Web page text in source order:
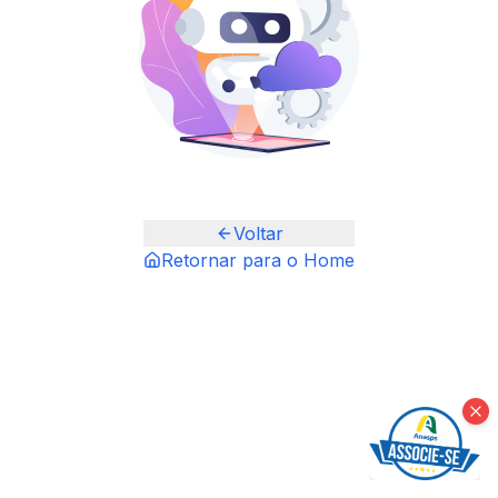
Voltar
Retornar para o Home